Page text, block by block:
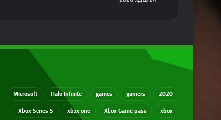
2020
gamers
games
Halo Infinite
Microsoft
xbox
Xbox Game pass
xbox one
Xbox Series S